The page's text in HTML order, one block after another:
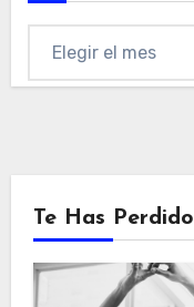
Te Has Perdido